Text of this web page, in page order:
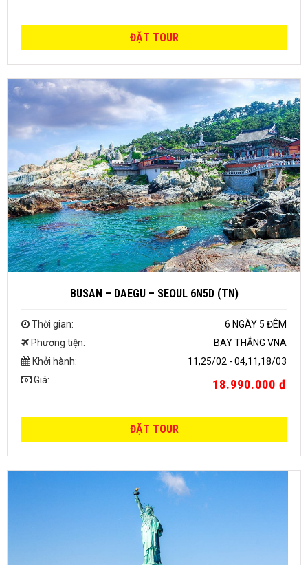
ĐẶT TOUR
BUSAN – DAEGU – SEOUL 6N5D (TN)
Thời gian:
6 NGÀY 5 ĐÊM
Phương tiện:
BAY THẲNG VNA
Khởi hành:
11,25/02 - 04,11,18/03
Giá:
18.990.000 đ
ĐẶT TOUR